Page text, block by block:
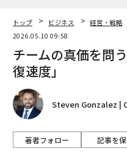
トップ ビジネス 経営・戦略
2026.05.10 09:58
チームの真価を問
復速度」
Steven Gonzalez |
著者フォロー 記事を